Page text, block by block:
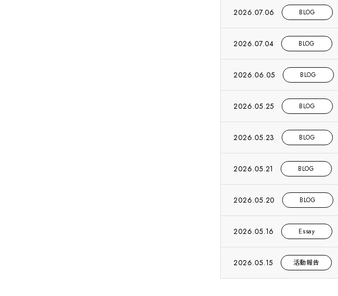
2026.07.06 BLOG
2026.07.04 BLOG
2026.06.05 BLOG
2026.05.25 BLOG
2026.05.23 BLOG
2026.05.21 BLOG
2026.05.20 BLOG
2026.05.16 Essay
2026.05.15 活動報告